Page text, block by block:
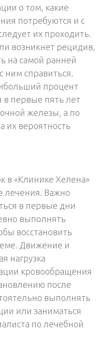
о том, какие
потребуются и с
их проходить.
возникнет рецидив,
на самой ранней
ним справиться.
процент
в первые пять лет
железы, а по
их вероятность
в «Клинике Хелена»
лечения. Важно
в первые дни
выполнять
восстановить
Движение и
нагрузка
кровообращения
после
выполнять
или заниматься
по лечебной